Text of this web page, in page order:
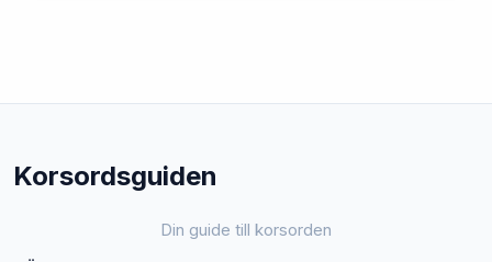
Korsordsguiden
Din guide till korsorden